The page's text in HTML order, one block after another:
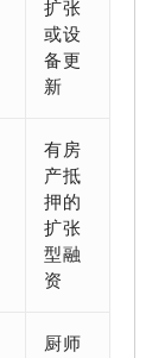
扩张
或设
备更
新
有房
产抵
押的
扩张
型融
资
厨师